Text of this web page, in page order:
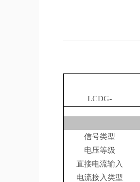
LCDG-
信号类型
电压等级
直接电流输入
电流接入类型